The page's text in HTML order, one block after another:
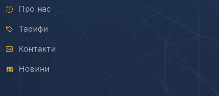
Про нас
Тарифи
Контакти
Новини